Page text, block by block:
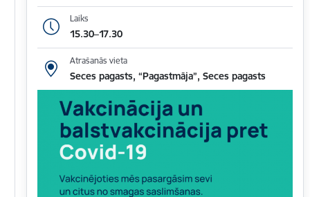
Laiks
15.30–17.30
Atrašanās vieta
Seces pagasts, “Pagastmāja”, Seces pagasts